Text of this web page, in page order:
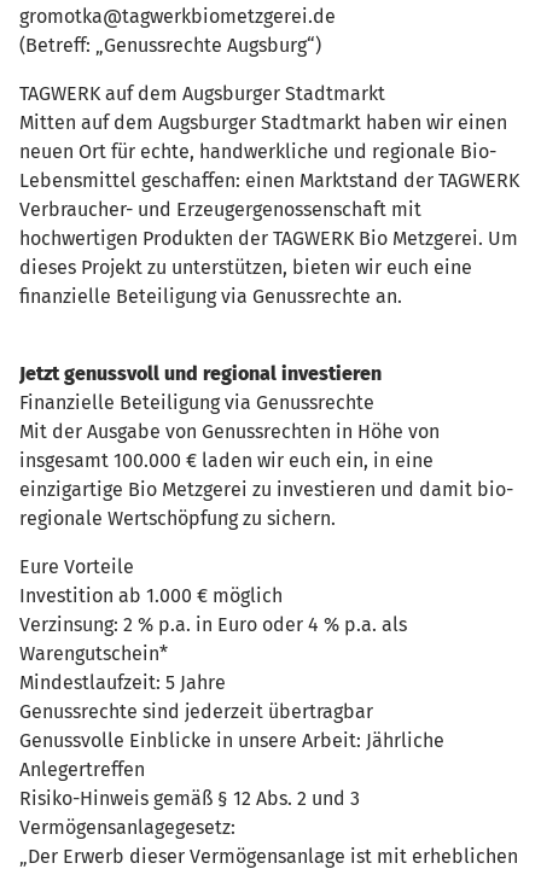
gromotka@tagwerkbiometzgerei.de
(Betreff: „Genussrechte Augsburg“)
TAGWERK auf dem Augsburger Stadtmarkt
Mitten auf dem Augsburger Stadtmarkt haben wir einen
neuen Ort für echte, handwerkliche und regionale Bio-
Lebensmittel geschaffen: einen Marktstand der TAGWERK
Verbraucher- und Erzeugergenossenschaft mit
hochwertigen Produkten der TAGWERK Bio Metzgerei. Um
dieses Projekt zu unterstützen, bieten wir euch eine
finanzielle Beteiligung via Genussrechte an.
Jetzt genussvoll und regional investieren
Finanzielle Beteiligung via Genussrechte
Mit der Ausgabe von Genussrechten in Höhe von
insgesamt 100.000 € laden wir euch ein, in eine
einzigartige Bio Metzgerei zu investieren und damit bio-
regionale Wertschöpfung zu sichern.
Eure Vorteile
Investition ab 1.000 € möglich
Verzinsung: 2 % p.a. in Euro oder 4 % p.a. als
Warengutschein*
Mindestlaufzeit: 5 Jahre
Genussrechte sind jederzeit übertragbar
Genussvolle Einblicke in unsere Arbeit: Jährliche
Anlegertreffen
Risiko-Hinweis gemäß § 12 Abs. 2 und 3
Vermögensanlagegesetz:
„Der Erwerb dieser Vermögensanlage ist mit erheblichen